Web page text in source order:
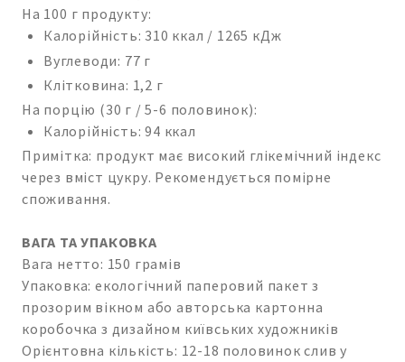
На 100 г продукту:
Калорійність: 310 ккал / 1265 кДж
Вуглеводи: 77 г
Клітковина: 1,2 г
На порцію (30 г / 5-6 половинок):
Калорійність: 94 ккал
Примітка: продукт має високий глікемічний індекс
через вміст цукру. Рекомендується помірне
споживання.
ВАГА ТА УПАКОВКА
Вага нетто: 150 грамів
Упаковка: екологічний паперовий пакет з
прозорим вікном або авторська картонна
коробочка з дизайном київських художників
Орієнтовна кількість: 12-18 половинок слив у